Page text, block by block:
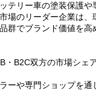
テリー車の塗装保護
場のリーダー企業は
群でブランド価値を
・B2C双方の市場シェ
ーや専門ショップを